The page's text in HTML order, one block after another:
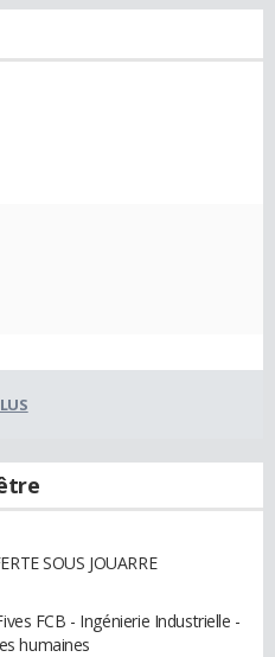
SOUS JOUARRE
FCB - Ingénierie Industrielle -
humaines